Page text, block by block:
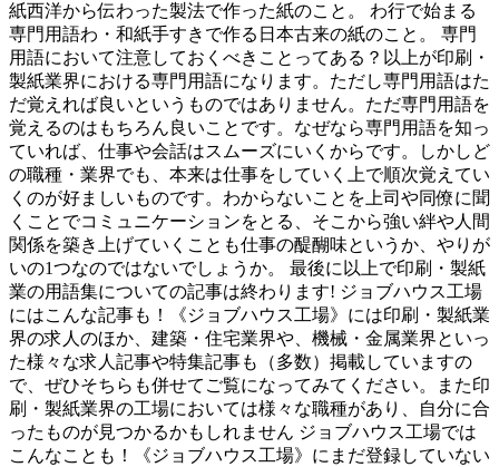
紙西洋から伝わった製法で作った紙のこと。 わ行で始まる
専門用語わ・和紙手すきで作る日本古来の紙のこと。 専門
用語において注意しておくべきことってある？以上が印刷・
製紙業界における専門用語になります。ただし専門用語はた
だ覚えれば良いというものではありません。ただ専門用語を
覚えるのはもちろん良いことです。なぜなら専門用語を知っ
ていれば、仕事や会話はスムーズにいくからです。しかしど
の職種・業界でも、本来は仕事をしていく上で順次覚えてい
くのが好ましいものです。わからないことを上司や同僚に聞
くことでコミュニケーションをとる、そこから強い絆や人間
関係を築き上げていくことも仕事の醍醐味というか、やりが
いの1つなのではないでしょうか。 最後に以上で印刷・製紙
業の用語集についての記事は終わります! ジョブハウス工場
にはこんな記事も！《ジョブハウス工場》には印刷・製紙業
界の求人のほか、建築・住宅業界や、機械・金属業界といっ
た様々な求人記事や特集記事も（多数）掲載していますの
で、ぜひそちらも併せてご覧になってみてください。また印
刷・製紙業界の工場においては様々な職種があり、自分に合
ったものが見つかるかもしれません ジョブハウス工場では
こんなことも！《ジョブハウス工場》にまだ登録していない